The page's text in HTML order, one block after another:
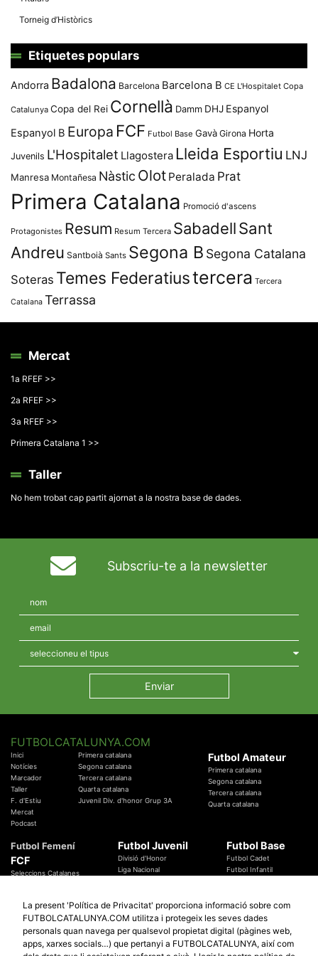
Torneig d’Històrics
Etiquetes populars
Andorra Badalona Barcelona Barcelona B CE L'Hospitalet Copa
Catalunya Copa del Rei Cornellà Damm DHJ Espanyol
Espanyol B Europa FCF Futbol Base Gavà Girona Horta
Juvenils L'Hospitalet Llagostera Lleida Esportiu LNJ
Manresa Montañesa Nàstic Olot Peralada Prat
Primera Catalana Promoció d'ascens
Protagonistes Resum Resum Tercera SabadellSant
Andreu Santboià Sants Segona B Segona Catalana
Soteras Temes Federatiustercera Tercera
Catalana Terrassa
Mercat
1a RFEF >>
2a RFEF >>
3a RFEF >>
Primera Catalana 1 >>
Taller
No hem trobat cap partit ajornat a la nostra base de dades.
Subscriu-te a la newsletter
FUTBOLCATALUNYA.COM
Inici
Notícies
Marcador
Taller
F. d'Estiu
Mercat
Podcast
Primera catalana
Segona catalana
Tercera catalana
Quarta catalana
Juvenil Div. d'honor Grup 3A
Futbol Amateur
Primera catalana
Segona catalana
Tercera catalana
Quarta catalana
Futbol Femení
FCF
Seleccions Catalanes
Temes Federatius
Futbol Juvenil
Divisió d'Honor
Liga Nacional
Futbol Base
Futbol Cadet
Futbol Infantil
Futbol Catalunya
Promocions
Sortejos
Especials
Copa Catalunya Absoluta 2019
Copa del Rei 2019 - 2020
La present 'Política de Privacitat' proporciona informació sobre com
FUTBOLCATALUNYA.COM utilitza i protegeix les seves dades
personals quan navega per qualsevol propietat digital (pàgines web,
apps, xarxes socials…) que pertanyi a FUTBOLCATALUNYA, així com